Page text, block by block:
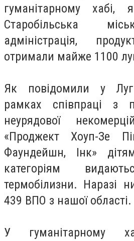
гуманітарному хабі,
Старобільська
адміністрація,
отримали майже 1100
Як повідомили у
рамках співпраці з
неурядової
«Проджект Хоуп-Зе
Фаундейшн, Інк»
категоріям
термобілизни. Наразі
439 ВПО з нашої області.
У гуманітарному